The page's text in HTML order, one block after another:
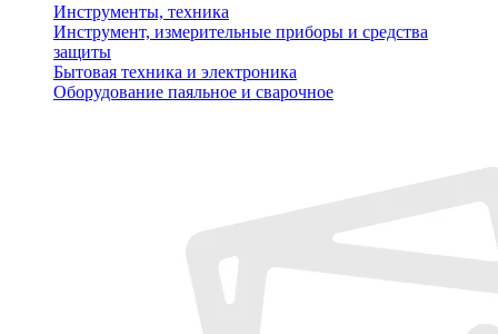
Инструменты, техника
Инструмент, измерительные приборы и средства
защиты
Бытовая техника и электроника
Оборудование паяльное и сварочное